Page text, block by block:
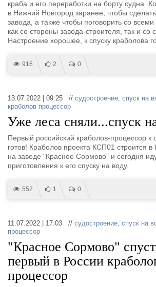
краба и его переработки на борту судна.
в Нижний Новгород заранее, чтобы
завода, а также чтобы поговорить со всеми
как со стороны завода-строителя, так и со
Настроение хорошее, к спуску краболова
916 2 0
13.07.2022 | 09:25 // судостроение, спуск на
краболов процессор
Уже леса сняли...спуск
Первый российский краболов-процессор к
готов! Краболов проекта КСП01 строится
на заводе "Красное Сормово" и сегодня
приготовления к его спуску на воду.
552 1 0
11.07.2022 | 17:03 // судостроение, спуск на
процессор
"Красное Сормово"
первый в России
процессор